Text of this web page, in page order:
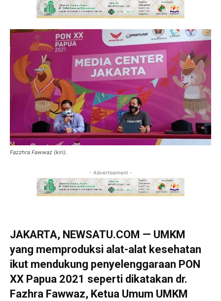
Fazzhra Fawwaz (kiri).
- Advertisement -
JAKARTA, NEWSATU.COM — UMKM
yang memproduksi alat-alat kesehatan
ikut mendukung penyelenggaraan PON
XX Papua 2021 seperti dikatakan dr.
Fazhra Fawwaz, Ketua Umum UMKM